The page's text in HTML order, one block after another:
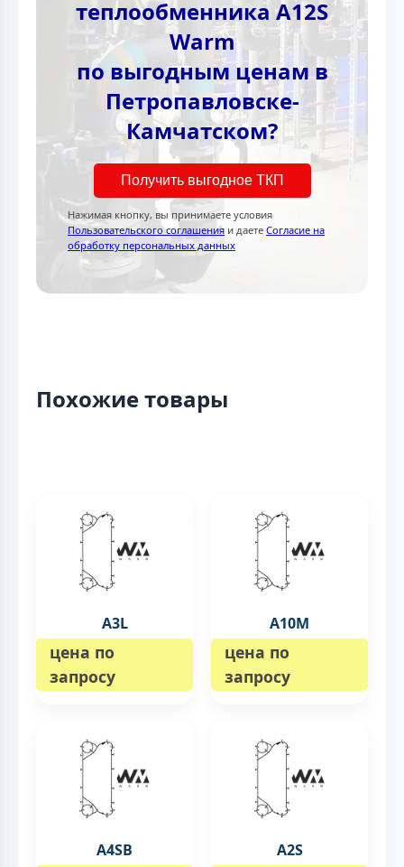
теплообменника A12S
Warm
по выгодным ценам в
Петропавловске-
Камчатском?
Получить выгодное ТКП
Нажимая кнопку, вы принимаете условия
Пользовательского соглашения и даете Согласие на
обработку персональных данных
Похожие товары
A3L
цена по
запросу
A10M
цена по
запросу
A4SB A2S